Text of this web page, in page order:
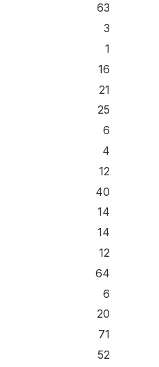
63
3
1
16
21
25
6
4
12
40
14
14
12
64
6
20
71
52